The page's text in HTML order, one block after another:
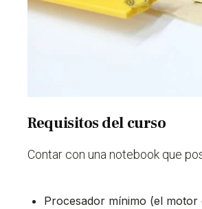
Requisitos del curso
Contar con una notebook que
Procesador mínimo (el motor